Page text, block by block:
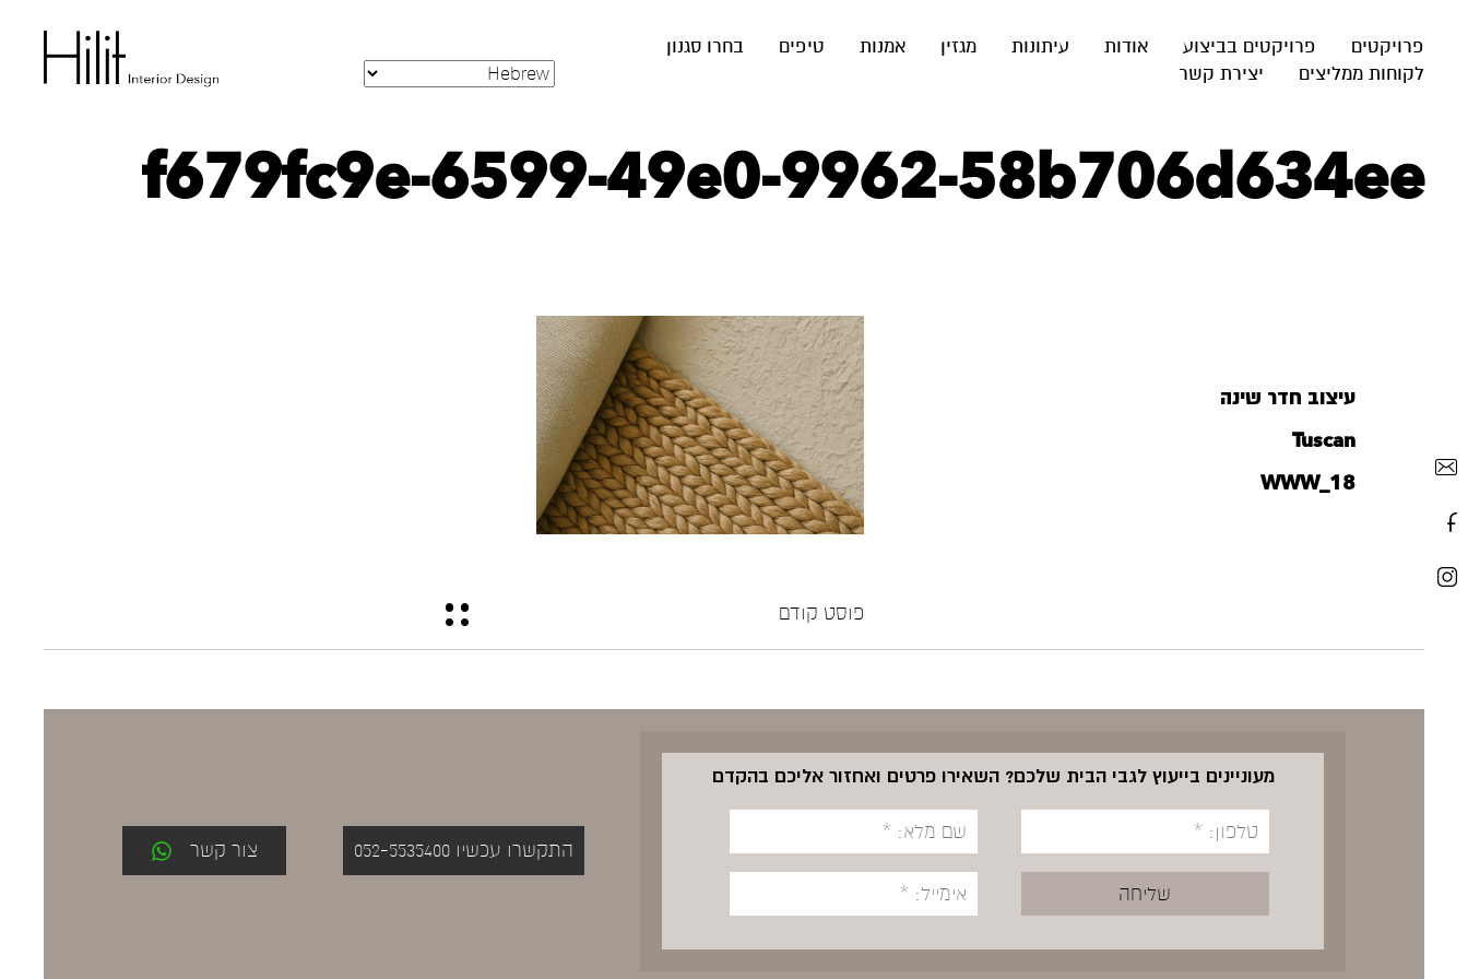
פרויקטים פרויקטים בביצוע אודות עיתונות מגזין אמנות טיפים
בחרו סגנון
לקוחות ממליצים
יצירת קשר
f679fc9e-6599-49e0-9962-58b706d634ee
עיצוב חדר שינה
Tuscan
WWW_18
פוסט קודם
מעוניינים בייעוץ לגבי הבית שלכם? השאירו פרטים ואחזור אליכם בהקדם
התקשרו עכשיו 052-5535400 צור קשר